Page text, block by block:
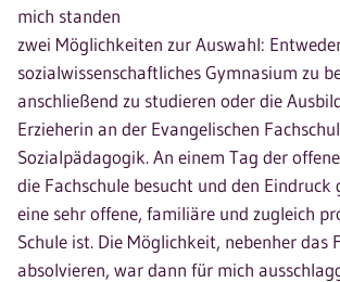
mich standen
zwei Möglichkeiten zur Auswahl:
sozialwissenschaftliches Gymnasium zu
anschließend zu studieren oder die
Erzieherin an der Evangelischen
Sozialpädagogik. An einem Tag der
die Fachschule besucht und den Eindruck
eine sehr offene, familiäre und zugleich
Schule ist. Die Möglichkeit, nebenher das
absolvieren, war dann für mich